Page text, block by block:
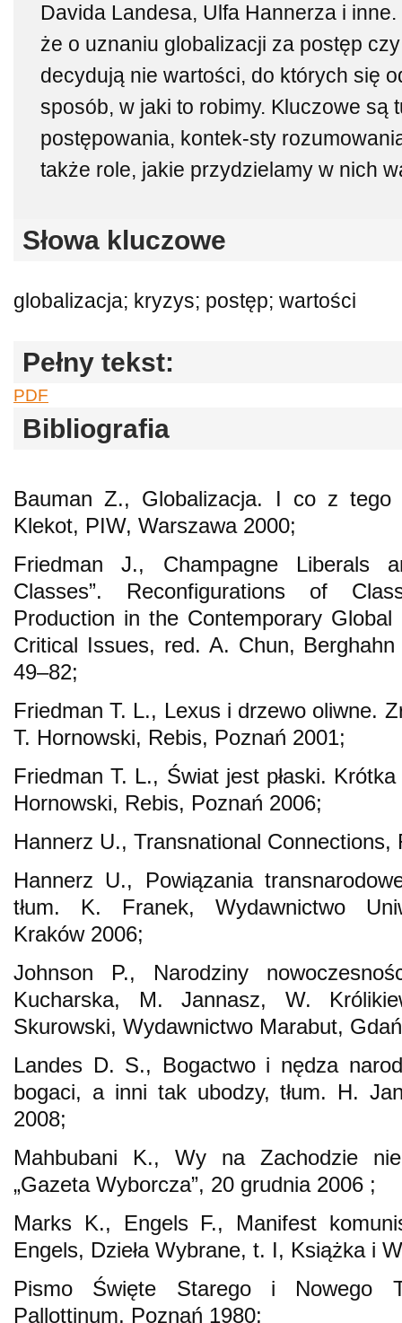
Davida Landesa, Ulfa Hannerza i
że o uznaniu globalizacji za postęp
decydują nie wartości, do których się
sposób, w jaki to robimy. Kluczowe są
postępowania, kontek-sty
także role, jakie przydzielamy w nich
Słowa kluczowe
globalizacja; kryzys; postęp; wartości
Pełny tekst:
PDF
Bibliografia
Bauman Z., Globalizacja. I co z tego
Klekot, PIW, Warszawa 2000;
Friedman J., Champagne Liberals
Classes”. Reconfigurations of
Production in the Contemporary
Critical Issues, red. A. Chun,
49–82;
Friedman T. L., Lexus i drzewo oliwne.
T. Hornowski, Rebis, Poznań 2001;
Friedman T. L., Świat jest płaski.
Hornowski, Rebis, Poznań 2006;
Hannerz U., Transnational Connections,
Hannerz U., Powiązania
tłum. K. Franek, Wydawnictwo
Kraków 2006;
Johnson P., Narodziny
Kucharska, M. Jannasz, W.
Skurowski, Wydawnictwo Marabut,
Landes D. S., Bogactwo i nędza
bogaci, a inni tak ubodzy, tłum. H.
2008;
Mahbubani K., Wy na Zachodzie
„Gazeta Wyborcza”, 20 grudnia 2006 ;
Marks K., Engels F., Manifest
Engels, Dzieła Wybrane, t. I, Książka i
Pismo Święte Starego i Nowego
Pallottinum, Poznań 1980;